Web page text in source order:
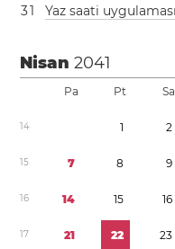
31 Yaz saati uygulaması
Nisan2041
Pa Pt Sa
14 1 2
15 7 8 9
16 14 15 16
17 21 22 23